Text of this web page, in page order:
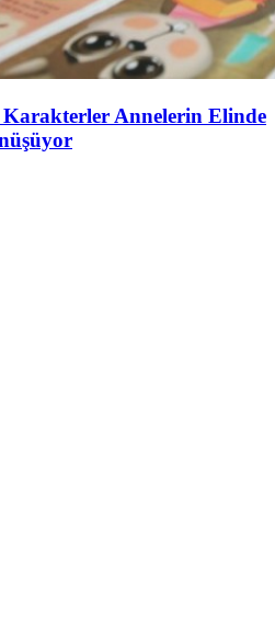
Annelerin Elinde